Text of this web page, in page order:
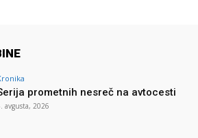
prometnih nesreč na avtocesti
avgusta, 2026